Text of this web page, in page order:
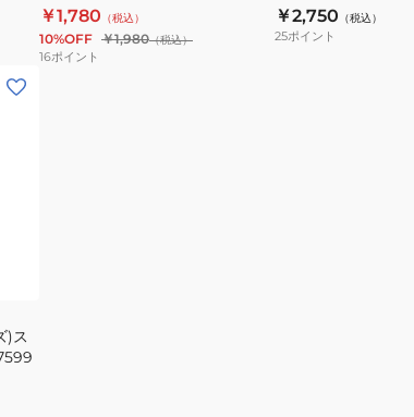
￥1,780 （税込）
10%OFF ￥1,980（税込）
16ポイント
￥2,750 （税込）
25ポイント
)ス